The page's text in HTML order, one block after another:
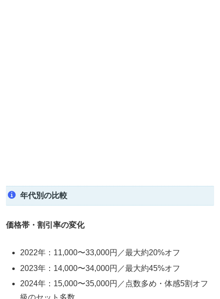
年代別の比較
価格帯・割引率の変化
2022年：11,000〜33,000円／最大約20%オフ
2023年：14,000〜34,000円／最大約45%オフ
2024年：15,000〜35,000円／点数多め・体感5割オフ
級のセット多数